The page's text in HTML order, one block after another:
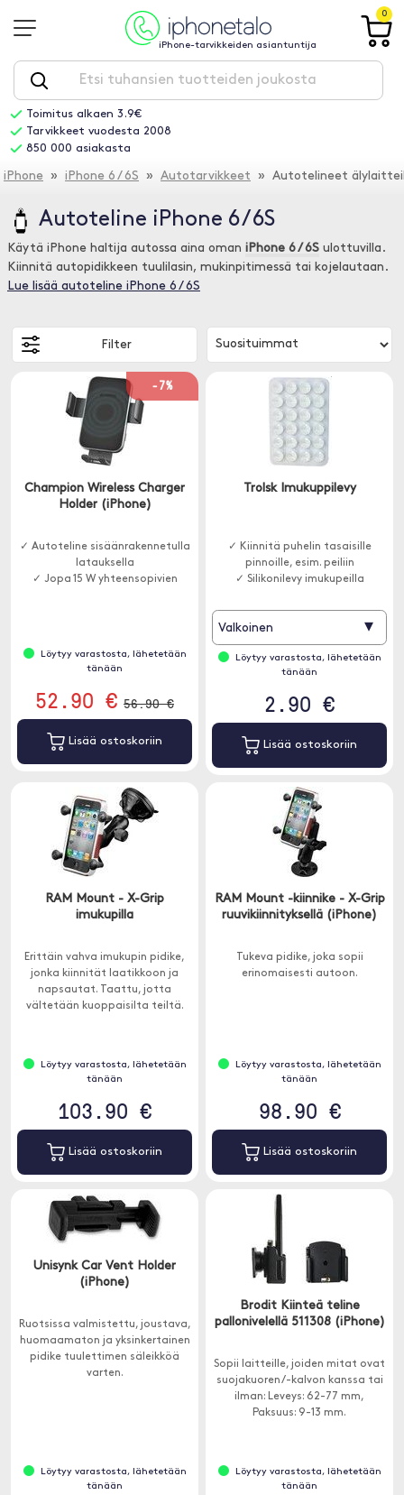
iPhone-tarvikkeiden asiantuntija
0
Toimitus alkaen 3.9€
Tarvikkeet vuodesta 2008
850 000 asiakasta
iPhone » iPhone 6 / 6S » Autotarvikkeet » Autotelineet
Autoteline iPhone 6 / 6S
Käytä iPhone haltija autossa aina oman iPhone 6 / 6S ulottuvilla.
Kiinnitä autopidikkeen tuulilasin, mukinpitimessä tai kojelautaan.
Lue lisää autoteline iPhone 6 / 6S
Filter
-7%
Champion Wireless Charger
Holder (iPhone)
✓ Autoteline sisäänrakennetulla
latauksella
✓ Jopa 15 W yhteensopivien
Löytyy varastosta, lähetetään
tänään
52.90 € 56.90 €
Lisää ostoskoriin
Trolsk Imukuppilevy
✓ Kiinnitä puhelin tasaisille
pinnoille, esim. peiliin
✓ Silikonilevy imukupeilla
Valkoinen ▾
Löytyy varastosta, lähetetään
tänään
2.90 €
Lisää ostoskoriin
RAM Mount - X-Grip
imukupilla
Erittäin vahva imukupin pidike,
jonka kiinnität laatikkoon ja
napsautat. Taattu, jotta
vältetään kuoppaisilta teiltä.
Löytyy varastosta, lähetetään
tänään
103.90 €
Lisää ostoskoriin
RAM Mount -kiinnike - X-Grip
ruuvikiinnityksellä (iPhone)
Tukeva pidike, joka sopii
erinomaisesti autoon.
Löytyy varastosta, lähetetään
tänään
98.90 €
Lisää ostoskoriin
Unisynk Car Vent Holder
(iPhone)
Ruotsissa valmistettu, joustava,
huomaamaton ja yksinkertainen
pidike tuulettimen säleikköä
varten.
Löytyy varastosta, lähetetään
tänään
Brodit Kiinteä teline
pallonivelellä 511308 (iPhone)
Sopii laitteille, joiden mitat ovat
suojakuoren/-kalvon kanssa tai
ilman: Leveys: 62-77 mm,
Paksuus: 9-13 mm.
Löytyy varastosta, lähetetään
tänään